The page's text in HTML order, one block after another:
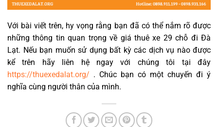
Với bài viết trên, hy vọng rằng bạn đã có thể nắm rõ được
những thông tin quan trọng về giá thuê xe 29 chỗ đi Đà
Lạt. Nếu bạn muốn sử dụng bất kỳ các dịch vụ nào được
kể trên hãy liên hệ ngay với chúng tôi tại đây
https://thuexedalat.org/ . Chúc bạn có một chuyến đi ý
nghĩa cùng người thân của mình.